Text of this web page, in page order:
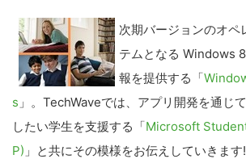
次期バージョンのオペ
テムとなる Windows
報を提供する「
s 」。TechWaveでは、アプリ開発を通じ
したい学生を支援する「Microsoft
P) 」と共にその模様をお伝えしていきます!